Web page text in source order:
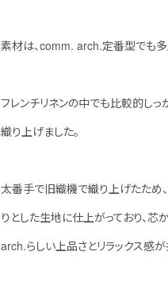
素材は、comm. arch.定番型でも多
フレンチリネンの中でも比較的し
織り上げました。
太番手で旧織機で織り上げたため
りとした生地に仕上がっており、芯
arch.らしい上品さとリラックス感